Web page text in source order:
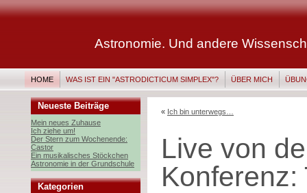
Astronomie. Und andere
HOME WAS IST EIN "ASTRODICTICUM SIMPLEX"? ÜBER MICH
Neueste Beiträge
Mein neues Zuhause
Ich ziehe um!
Der Stern zum Wochenende:
Castor
Ein musikalisches Stöckchen
Astronomie in der Grundschule
Kategorien
« Ich bin unterwegs…
Live von
Konferenz: